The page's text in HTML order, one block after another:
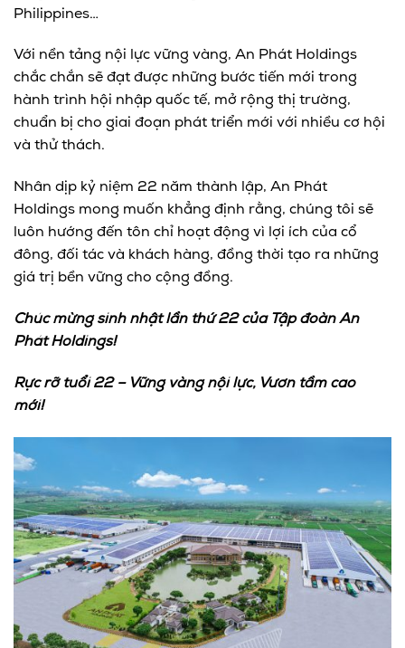
Philippines…
Với nền tảng nội lực vững vàng, An Phát Holdings
chắc chắn sẽ đạt được những bước tiến mới trong
hành trình hội nhập quốc tế, mở rộng thị trường,
chuẩn bị cho giai đoạn phát triển mới với nhiều cơ hội
và thử thách.
Nhân dịp kỷ niệm 22 năm thành lập, An Phát
Holdings mong muốn khẳng định rằng, chúng tôi sẽ
luôn hướng đến tôn chỉ hoạt động vì lợi ích của cổ
đông, đối tác và khách hàng, đồng thời tạo ra những
giá trị bền vững cho cộng đồng.
Chúc mừng sinh nhật lần thứ 22 của Tập đoàn An
Phát Holdings!
Rực rỡ tuổi 22 – Vững vàng nội lực, Vươn tầm cao
mới!